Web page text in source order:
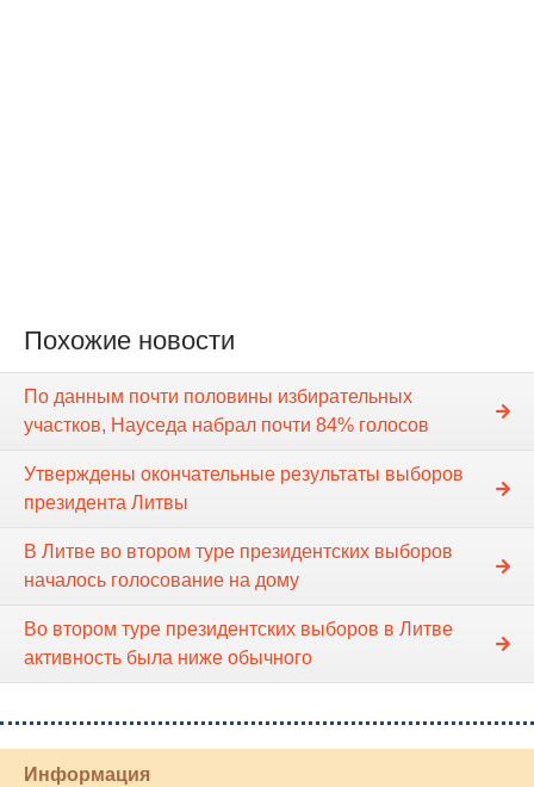
Похожие новости
По данным почти половины избирательных
участков, Науседа набрал почти 84% голосов
Утверждены окончательные результаты выборов
президента Литвы
В Литве во втором туре президентских выборов
началось голосование на дому
Во втором туре президентских выборов в Литве
активность была ниже обычного
Информация